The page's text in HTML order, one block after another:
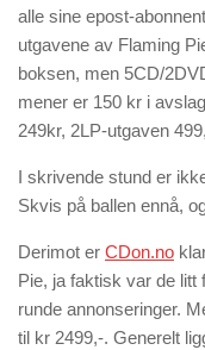
alle sine epost-
utgavene av Flaming
boksen, men 5CD/
mener er 150 kr i
249kr, 2LP-utgaven
I skrivende stund er
Skvis på ballen ennå,
Derimot er CDon.no
Pie, ja faktisk var de litt
runde annonseringer.
til kr 2499,-. Generelt